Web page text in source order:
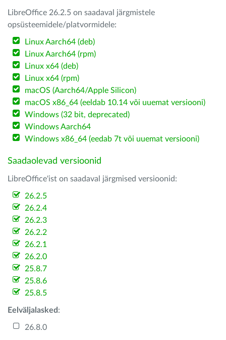
LibreOffice 26.2.5 on saadaval järgmistele
opsüsteemidele/platvormidele:
Linux Aarch64 (deb)
Linux Aarch64 (rpm)
Linux x64 (deb)
Linux x64 (rpm)
macOS (Aarch64/Apple Silicon)
macOS x86_64 (eeldab 10.14 või uuemat versiooni)
Windows (32 bit, deprecated)
Windows Aarch64
Windows x86_64 (eedab 7t või uuemat versiooni)
Saadaolevad versioonid
LibreOffice'ist on saadaval järgmised versioonid:
26.2.5
26.2.4
26.2.3
26.2.2
26.2.1
26.2.0
25.8.7
25.8.6
25.8.5
Eelväljalasked :
26.8.0